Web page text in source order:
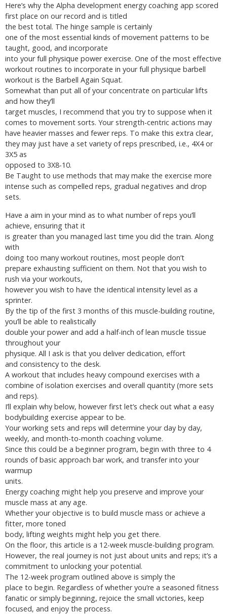
Here’s why the Alpha development energy coaching app scored
first place on our record and is titled
the best total. The hinge sample is certainly
one of the most essential kinds of movement patterns to be
taught, good, and incorporate
into your full physique power exercise. One of the most effective
workout routines to incorporate in your full physique barbell
workout is the Barbell Again Squat.
Somewhat than put all of your concentrate on particular lifts
and how they’ll
target muscles, I recommend that you try to suppose when it
comes to movement sorts. Your strength-centric actions may
have heavier masses and fewer reps. To make this extra clear,
they may just have a set variety of reps prescribed, i.e., 4X4 or
3X5 as
opposed to 3X8-10.
Be Taught to use methods that may make the exercise more
intense such as compelled reps, gradual negatives and drop
sets.
Have a aim in your mind as to what number of reps you’ll
achieve, ensuring that it
is greater than you managed last time you did the train. Along
with
doing too many workout routines, most people don’t
prepare exhausting sufficient on them. Not that you wish to
rush via your workouts,
however you wish to have the identical intensity level as a
sprinter.
By the tip of the first 3 months of this muscle-building routine,
you’ll be able to realistically
double your power and add a half-inch of lean muscle tissue
throughout your
physique. All I ask is that you deliver dedication, effort
and consistency to the desk.
A workout that includes heavy compound exercises with a
combine of isolation exercises and overall quantity (more sets
and reps).
I’ll explain why below, however first let’s check out what a easy
bodybuilding exercise appear to be.
Your working sets and reps will determine your day by day,
weekly, and month-to-month coaching volume.
Since this could be a beginner program, begin with three to 4
rounds of basic approach bar work, and transfer into your
warmup
units.
Energy coaching might help you preserve and improve your
muscle mass at any age.
Whether your objective is to build muscle mass or achieve a
fitter, more toned
body, lifting weights might help you get there.
On the floor, this article is a 12-week muscle-building program.
However, the real journey is not just about units and reps; it’s a
commitment to unlocking your potential.
The 12-week program outlined above is simply the
place to begin. Regardless of whether you’re a seasoned fitness
fanatic or simply beginning, rejoice the small victories, keep
focused, and enjoy the process.